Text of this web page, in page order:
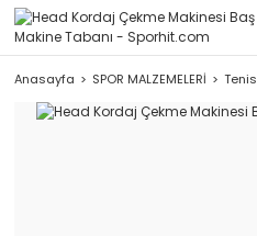
Anasayfa SPOR MALZEMELERİ Tenis